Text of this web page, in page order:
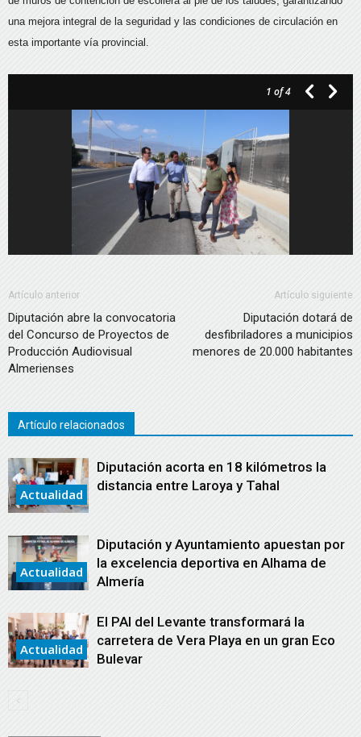
una mejora integral de la seguridad y las condiciones de circulación en
esta importante vía provincial.
1 of 4
Artículo anterior
Diputación abre la convocatoria
del Concurso de Proyectos de
Producción Audiovisual
Almerienses
Artículo siguiente
Diputación dotará de
desfibriladores a municipios
menores de 20.000 habitantes
Artículo relacionados
Actualidad
Diputación acorta en 18 kilómetros la
distancia entre Laroya y Tahal
Actualidad
Diputación y Ayuntamiento apuestan por
la excelencia deportiva en Alhama de
Almería
Actualidad
El PAI del Levante transformará la
carretera de Vera Playa en un gran Eco
Bulevar